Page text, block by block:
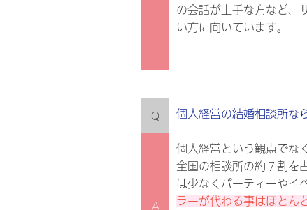
の会話が上手な方など、
い方に向いています。
Q 個人経営の結婚相談所な
A
個人経営という観点でな
全国の相談所の約７割を
は少なくパーティーやイ
ラーが代わる事はほとん